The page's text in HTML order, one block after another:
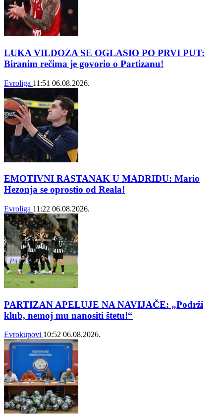
LUKA VILDOZA SE OGLASIO PO PRVI PUT:
Biranim rečima je govorio o Partizanu!
Evroliga 11:51 06.08.2026.
EMOTIVNI RASTANAK U MADRIDU: Mario
Hezonja se oprostio od Reala!
Evroliga 11:22 06.08.2026.
PARTIZAN APELUJE NA NAVIJAČE: „Podrži
klub, nemoj mu nanositi štetu!“
Evrokupovi 10:52 06.08.2026.